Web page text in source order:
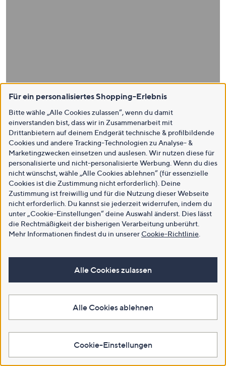
Für ein personalisiertes Shopping-Erlebnis
Bitte wähle „Alle Cookies zulassen“, wenn du damit
einverstanden bist, dass wir in Zusammenarbeit mit
Drittanbietern auf deinem Endgerät technische & profilbildende
Cookies und andere Tracking-Technologien zu Analyse- &
Marketingzwecken einsetzen und auslesen. Wir nutzen diese für
personalisierte und nicht-personalisierte Werbung. Wenn du dies
nicht wünschst, wähle „Alle Cookies ablehnen“ (für essenzielle
Cookies ist die Zustimmung nicht erforderlich). Deine
Zustimmung ist freiwillig und für die Nutzung dieser Webseite
nicht erforderlich. Du kannst sie jederzeit widerrufen, indem du
unter „Cookie-Einstellungen“ deine Auswahl änderst. Dies lässt
die Rechtmäßigkeit der bisherigen Verarbeitung unberührt.
Mehr Informationen findest du in unsererCookie-Richtlinie
Alle Cookies zulassen
Alle Cookies ablehnen
Cookie-Einstellungen